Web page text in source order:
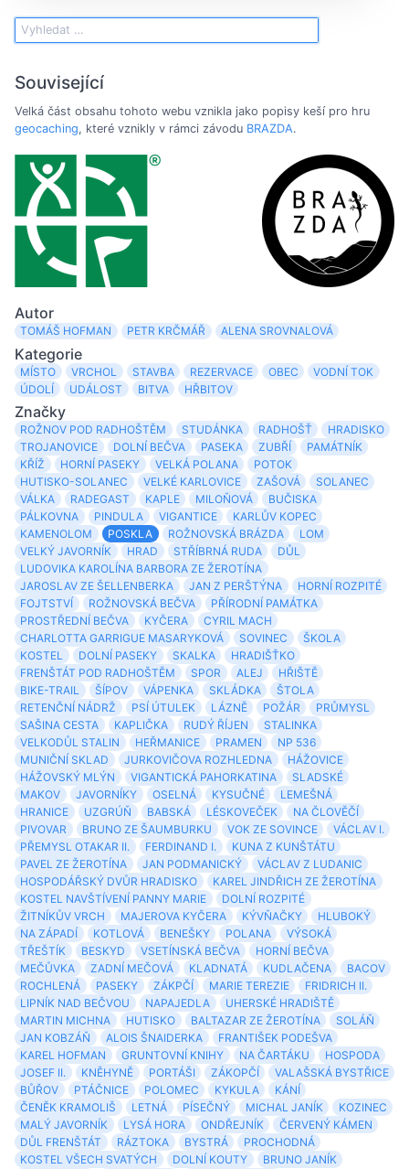
Související
Velká část obsahu tohoto webu vznikla jako popisy keší pro hru
geocaching, které vznikly v rámci závodu BRAZDA.
Autor
TOMÁŠ HOFMAN PETR KRČMÁŘ ALENA SROVNALOVÁ
Kategorie
MÍSTO VRCHOL STAVBA REZERVACE OBEC
VODNÍ TOK
ÚDOLÍ
UDÁLOST BITVA HŘBITOV
Značky
ROŽNOV POD RADHOŠTĚM STUDÁNKA RADHOŠŤ
HRADISKO
TROJANOVICE
DOLNÍ BEČVA PASEKA ZUBŘÍ
PAMÁTNÍK
KŘÍŽ
HORNÍ PASEKY VELKÁ POLANA
POTOK
HUTISKO-SOLANEC
VELKÉ KARLOVICE ZAŠOVÁ
SOLANEC
VÁLKA
RADEGAST KAPLE MILOŇOVÁ
BUČISKA
PÁLKOVNA
PINDULA VIGANTICE
KARLŮV KOPEC
KAMENOLOM
POSKLA ROŽNOVSKÁ BRÁZDA
LOM
VELKÝ JAVORNÍK
HRAD STŘÍBRNÁ RUDA
DŮL
LUDOVIKA KAROLÍNA BARBORA ZE ŽEROTÍNA
JAROSLAV ZE ŠELLENBERKA
JAN Z PERŠTÝNA
HORNÍ ROZPITÉ
FOJTSTVÍ
ROŽNOVSKÁ BEČVA
PŘÍRODNÍ PAMÁTKA
PROSTŘEDNÍ BEČVA
KYČERA
CYRIL MACH
CHARLOTTA GARRIGUE MASARYKOVÁ
SOVINEC
ŠKOLA
KOSTEL
DOLNÍ PASEKY SKALKA
HRADIŠŤKO
FRENŠTÁT POD RADHOŠTĚM
SPOR ALEJ
HŘIŠTĚ
BIKE-TRAIL
ŠÍPOV VÁPENKA SKLÁDKA
ŠTOLA
RETENČNÍ NÁDRŽ
PSÍ ÚTULEK LÁZNĚ POŽÁR
PRŮMYSL
SAŠINA CESTA
KAPLIČKA RUDÝ ŘÍJEN
STALINKA
VELKODŮL STALIN
HEŘMANICE PRAMEN
NP 536
MUNIČNÍ SKLAD
JURKOVIČOVA ROZHLEDNA
HÁŽOVICE
HÁŽOVSKÝ MLÝN
VIGANTICKÁ PAHORKATINA
SLADSKÉ
MAKOV
JAVORNÍKY OSELNÁ KYSUČNÉ
LEMEŠNÁ
HRANICE
UZGRÚŇ BABSKÁ LÉSKOVEČEK
NA ČLOVĚČÍ
PIVOVAR
BRUNO ZE ŠAUMBURKU VOK ZE SOVINCE
VÁCLAV I.
PŘEMYSL OTAKAR II.
FERDINAND I.
KUNA Z KUNŠTÁTU
PAVEL ZE ŽEROTÍNA
JAN PODMANICKÝ
VÁCLAV Z LUDANIC
HOSPODÁŘSKÝ DVŮR HRADISKO
KAREL JINDŘICH ZE ŽEROTÍNA
KOSTEL NAVŠTÍVENÍ PANNY MARIE
DOLNÍ ROZPITÉ
ŽITNÍKŮV VRCH
MAJEROVA KYČERA KÝVŇAČKY
HLUBOKÝ
NA ZÁPADÍ
KOTLOVÁ BENEŠKY POLANA
VÝSOKÁ
TŘEŠTÍK
BESKYD VSETÍNSKÁ BEČVA
HORNÍ BEČVA
MEČŮVKA
ZADNÍ MEČOVÁ KLADNATÁ KUDLAČENA
BACOV
ROCHLENÁ
PASEKY ZÁKPČÍ MARIE TEREZIE
FRIDRICH II.
LIPNÍK NAD BEČVOU
NAPAJEDLA
UHERSKÉ HRADIŠTĚ
MARTIN MICHNA
HUTISKO BALTAZAR ZE ŽEROTÍNA
SOLÁŇ
JAN KOBZÁŇ
ALOIS ŠNAIDERKA
FRANTIŠEK PODEŠVA
KAREL HOFMAN
GRUNTOVNÍ KNIHY NA ČARTÁKU
HOSPODA
JOSEF II.
KNĚHYNĚ PORTÁŠI ZÁKOPČÍ
VALAŠSKÁ BYSTŘICE
BŮŘOV
PTÁČNICE POLOMEC KYKULA
KÁNÍ
ČENĚK KRAMOLIŠ
LETNÁ PÍSEČNÝ MICHAL JANÍK
KOZINEC
MALÝ JAVORNÍK
LYSÁ HORA ONDŘEJNÍK
ČERVENÝ KÁMEN
DŮL FRENŠTÁT
RÁZTOKA BYSTRÁ
PROCHODNÁ
KOSTEL VŠECH SVATÝCH
DOLNÍ KOUTY BRUNO JANÍK